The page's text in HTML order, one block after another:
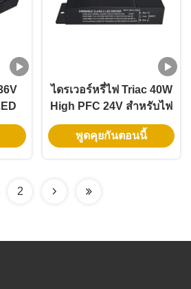
งที่
ไดรเวอร์หรี่ไฟ Triac 40W
High PFC 24V สำหรับไฟ
แบ็คไลท์
พูดคุยกันตอนนี้
2